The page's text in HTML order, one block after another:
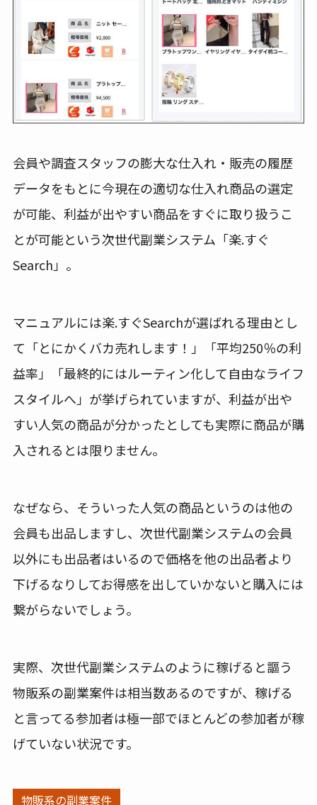
会員や調査スタッフの膨大な仕入れ・販売の履歴
データをもとに今現在の適切な仕入れ商品の選定
が可能、利益が出やすい商品をすぐに取り扱うこ
とが可能という次世代副業システム「楽.すぐ
Search」。
マニュアルには楽.すぐSearchが選ばれる理由とし
て「とにかくバカ売れします！」「平均250％の利
益率」「最終的にはルーティン化して自由なライフ
スタイルへ」が挙げられていますが、利益が出や
すい人気の商品が分かったとしても実際に商品が購
入されるとは限りません。
なぜなら、そういった人気の商品というのは他の
会員も出品しますし、次世代副業システムの会員
以外にも出品者はいるので価格を他の出品者より
下げるなりしてお得感を出していかないと購入には
繋がらないでしょう。
実際、次世代副業システムのように稼げると謳う
物販系の副業案件は相当数あるのですが、稼げる
と言ってる参加者は極一部でほとんどの参加者が稼
げていない状況です。
物販系の副業案件